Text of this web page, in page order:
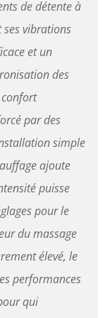
possède 3
: Haut,
pour les
de
permet
massage sur
pour
ciblée
&
appareil
de siège est
et vibration
par
les vibrations
Avec 3
niveaux
vibration, il
à vos
de détente à
ses vibrations
et un
des
par des
simple
ajoute
puisse
pour le
du massage
élevé, le
performances
qui